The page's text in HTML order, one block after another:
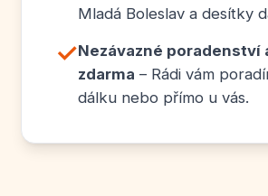
Mladá Boleslav a desítky
✓Nezávazné poradenství
zdarma – Rádi vám
dálku nebo přímo u vás.